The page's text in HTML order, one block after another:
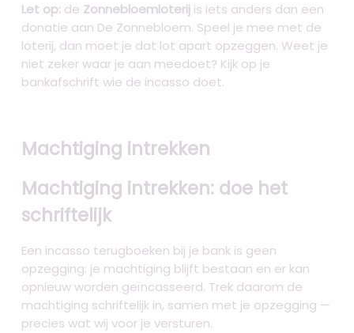
Let op: de Zonnebloemloterij is iets anders dan een
donatie aan De Zonnebloem. Speel je mee met de
loterij, dan moet je dat lot apart opzeggen. Weet je
niet zeker waar je aan meedoet? Kijk op je
bankafschrift wie de incasso doet.
Machtiging intrekken
Machtiging intrekken: doe het
schriftelijk
Een incasso terugboeken bij je bank is geen
opzegging: je machtiging blijft bestaan en er kan
opnieuw worden geïncasseerd. Trek daarom de
machtiging schriftelijk in, samen met je opzegging —
precies wat wij voor je versturen.